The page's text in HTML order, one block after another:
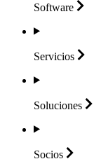
Software
Servicios
Soluciones
Socios